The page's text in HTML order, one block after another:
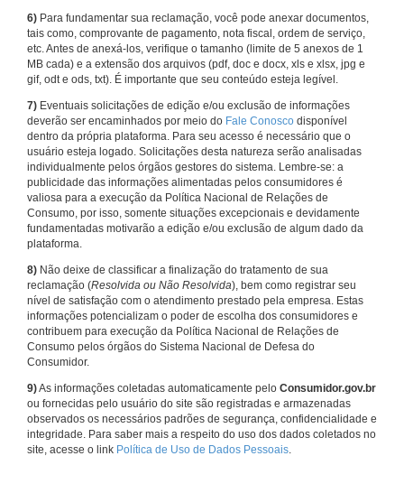
6) Para fundamentar sua reclamação, você pode anexar documentos,
tais como, comprovante de pagamento, nota fiscal, ordem de serviço,
etc. Antes de anexá-los, verifique o tamanho (limite de 5 anexos de 1
MB cada) e a extensão dos arquivos (pdf, doc e docx, xls e xlsx, jpg e
gif, odt e ods, txt). É importante que seu conteúdo esteja legível.
7) Eventuais solicitações de edição e/ou exclusão de informações
deverão ser encaminhados por meio do Fale Conosco disponível
dentro da própria plataforma. Para seu acesso é necessário que o
usuário esteja logado. Solicitações desta natureza serão analisadas
individualmente pelos órgãos gestores do sistema. Lembre-se: a
publicidade das informações alimentadas pelos consumidores é
valiosa para a execução da Política Nacional de Relações de
Consumo, por isso, somente situações excepcionais e devidamente
fundamentadas motivarão a edição e/ou exclusão de algum dado da
plataforma.
8) Não deixe de classificar a finalização do tratamento de sua
reclamação (Resolvida ou Não Resolvida), bem como registrar seu
nível de satisfação com o atendimento prestado pela empresa. Estas
informações potencializam o poder de escolha dos consumidores e
contribuem para execução da Política Nacional de Relações de
Consumo pelos órgãos do Sistema Nacional de Defesa do
Consumidor.
9)As informações coletadas automaticamente pelo Consumidor.gov.br
ou fornecidas pelo usuário do site são registradas e armazenadas
observados os necessários padrões de segurança, confidencialidade e
integridade. Para saber mais a respeito do uso dos dados coletados no
site, acesse o link Política de Uso de Dados Pessoais.